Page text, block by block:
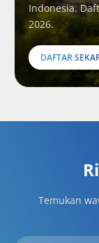
Indonesia.
2026.
DAFTAR
Temukan